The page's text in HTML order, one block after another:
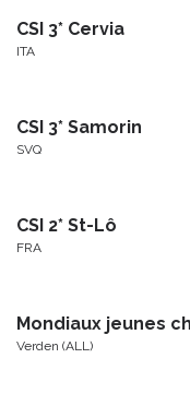
CSI 3* Cervia
ITA
CSI 3* Samorin
SVQ
CSI 2* St-Lô
FRA
Mondiaux jeunes
Verden (ALL)